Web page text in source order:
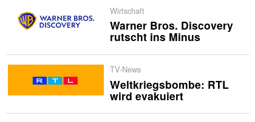
Wirtschaft
Warner Bros. Discovery
rutscht ins Minus
TV-News
Weltkriegsbombe: RTL
wird evakuiert